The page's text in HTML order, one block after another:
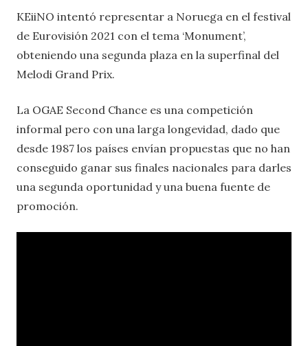
KEiiNO intentó representar a Noruega en el festival
de Eurovisión 2021 con el tema ‘Monument’,
obteniendo una segunda plaza en la superfinal del
Melodi Grand Prix.
La OGAE Second Chance es una competición
informal pero con una larga longevidad, dado que
desde 1987 los países envían propuestas que no han
conseguido ganar sus finales nacionales para darles
una segunda oportunidad y una buena fuente de
promoción.